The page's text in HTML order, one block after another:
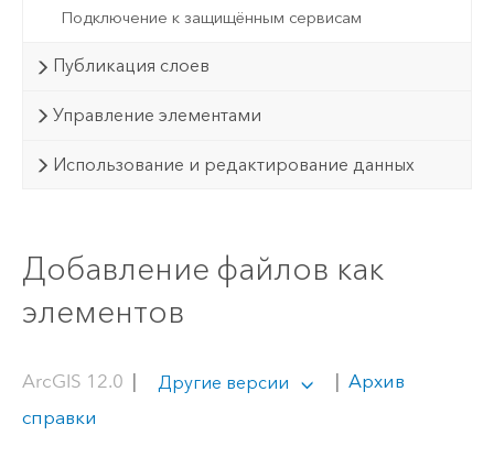
Подключение к защищённым сервисам
Публикация слоев
Управление элементами
Использование и редактирование данных
Добавление файлов как
элементов
ArcGIS 12.0 Другие версии
Архив
справки